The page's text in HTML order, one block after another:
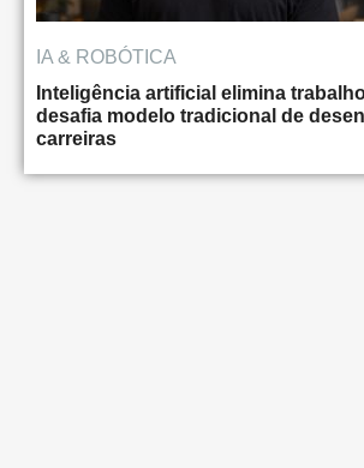
IA & ROBÓTICA
Inteligência artificial elimina
desafia modelo tradicional de
carreiras